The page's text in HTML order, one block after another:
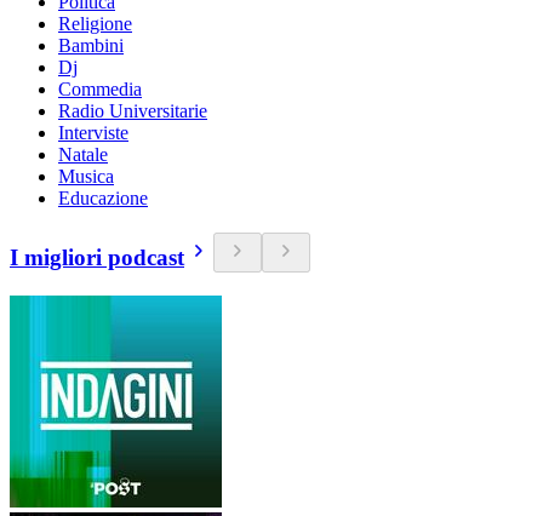
Religione
Bambini
Dj
Commedia
Radio Universitarie
Interviste
Natale
Musica
Educazione
I migliori podcast